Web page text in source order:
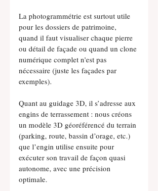
La photogrammétrie est surtout utile
pour les dossiers de patrimoine,
quand il faut visualiser chaque pierre
ou détail de façade ou quand un clone
numérique complet n'est pas
nécessaire (juste les façades par
exemples).
Quant au guidage 3D, il s’adresse aux
engins de terrassement : nous créons
un modèle 3D géoréférencé du terrain
(parking, route, bassin d’orage, etc.)
que l’engin utilise ensuite pour
exécuter son travail de façon quasi
autonome, avec une précision
optimale.